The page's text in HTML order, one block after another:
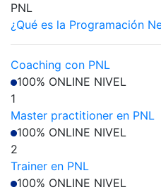
PNL
¿Qué es la Programación
Coaching con PNL
100% ONLINE NIVEL
1
Master practitioner en PNL
100% ONLINE NIVEL
2
Trainer en PNL
100% ONLINE NIVEL